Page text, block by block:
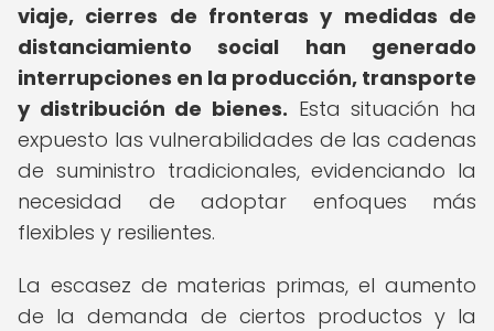
viaje, cierres de fronteras y medidas de
distanciamiento social han generado
interrupciones en la producción, transporte
y distribución de bienes. Esta situación ha
expuesto las vulnerabilidades de las cadenas
de suministro tradicionales, evidenciando la
necesidad de adoptar enfoques más
flexibles y resilientes.
La escasez de materias primas, el aumento
de la demanda de ciertos productos y la